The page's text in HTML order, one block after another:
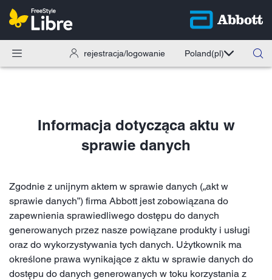
rejestracja/logowanie Poland(pl)
Informacja dotycząca aktu w
sprawie danych
Zgodnie z unijnym aktem w sprawie danych („akt w
sprawie danych”) firma Abbott jest zobowiązana do
zapewnienia sprawiedliwego dostępu do danych
generowanych przez nasze powiązane produkty i usługi
oraz do wykorzystywania tych danych. Użytkownik ma
określone prawa wynikające z aktu w sprawie danych do
dostępu do danych generowanych w toku korzystania z